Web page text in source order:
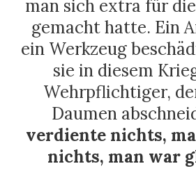
man sich extra für
gemacht hatte. Ein
ein Werkzeug
sie in diesem
Wehrpflichtiger,
Daumen
verdiente nichts,
nichts, man war